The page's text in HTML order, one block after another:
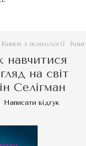
Книги з психології
навчитися
на світ
Селігман
Написати відгук